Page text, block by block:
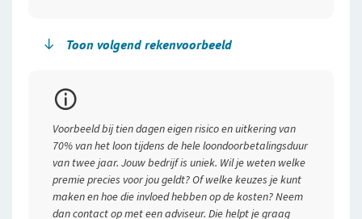
Bouw
Soort bedrijf
Aannemingsbedrijf
Aantal personeelsleden
Toon volgend rekenvoorbeeld
Voorbeeld bij tien dagen eigen risico en uitkering van
70% van het loon tijdens de hele loondoorbetalingsduur
van twee jaar. Jouw bedrijf is uniek. Wil je weten welke
premie precies voor jou geldt? Of welke keuzes je kunt
maken en hoe die invloed hebben op de kosten? Neem
dan contact op met een adviseur. Die helpt je graag